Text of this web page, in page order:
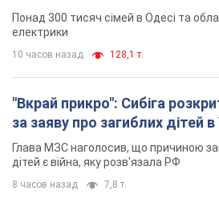
ворога. Відео
Понад 300 тисяч сімей в Одесі та
електрики
10 часов назад 128,1 т.
"Вкрай прикро": Сибіга
за заяву про загиблих дітей в
Глава МЗС наголосив, що причиною
дітей є війна, яку розв'язала РФ
8 часов назад 7,8 т.